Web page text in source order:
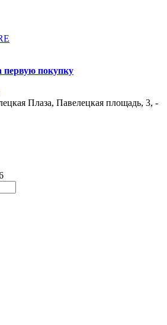
первую покупку
Плаза, Павелецкая площадь, 3, -